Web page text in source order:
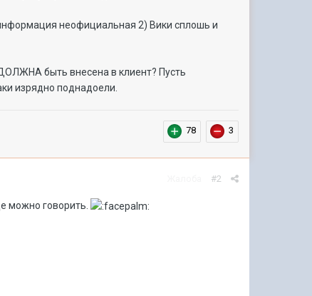
неофициальная 2) Вики сплошь и
быть внесена в клиент? Пусть
изрядно поднадоели.
78 3
#2
можно говорить.